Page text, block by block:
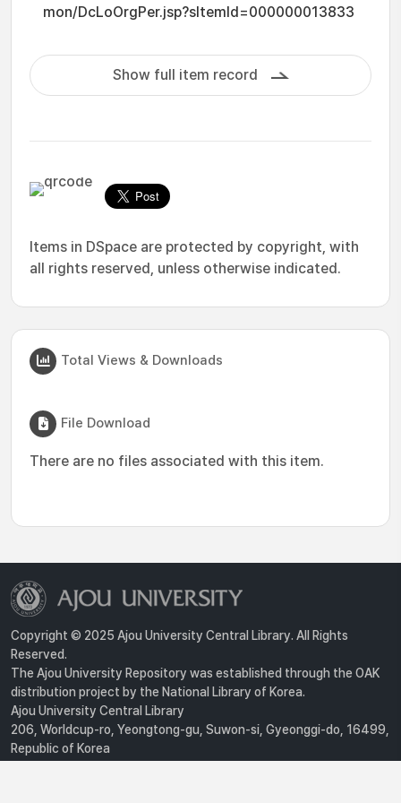
mon/DcLoOrgPer.jsp?sItemId=000000013833
Show full item record
Items in DSpace are protected by copyright, with
all rights reserved, unless otherwise indicated.
Total Views & Downloads
File Download
There are no files associated with this item.
Copyright © 2025 Ajou University Central Library. All Rights
Reserved.
The Ajou University Repository was established through the OAK
distribution project by the National Library of Korea.
Ajou University Central Library
206, Worldcup-ro, Yeongtong-gu, Suwon-si, Gyeonggi-do, 16499,
Republic of Korea